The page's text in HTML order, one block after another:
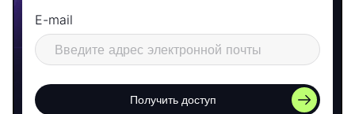
E-mail
Получить доступ